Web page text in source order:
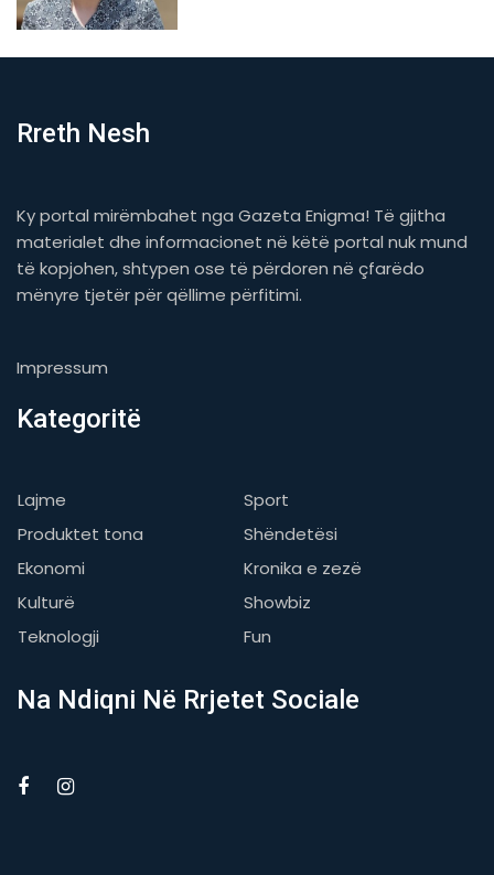
Rreth Nesh
Ky portal mirëmbahet nga Gazeta Enigma! Të gjitha
materialet dhe informacionet në këtë portal nuk mund
të kopjohen, shtypen ose të përdoren në çfarëdo
mënyre tjetër për qëllime përfitimi.
Impressum
Kategoritë
Lajme
Sport
Produktet tona
Shëndetësi
Ekonomi
Kronika e zezë
Kulturë
Showbiz
Teknologji
Fun
Na Ndiqni Në Rrjetet Sociale